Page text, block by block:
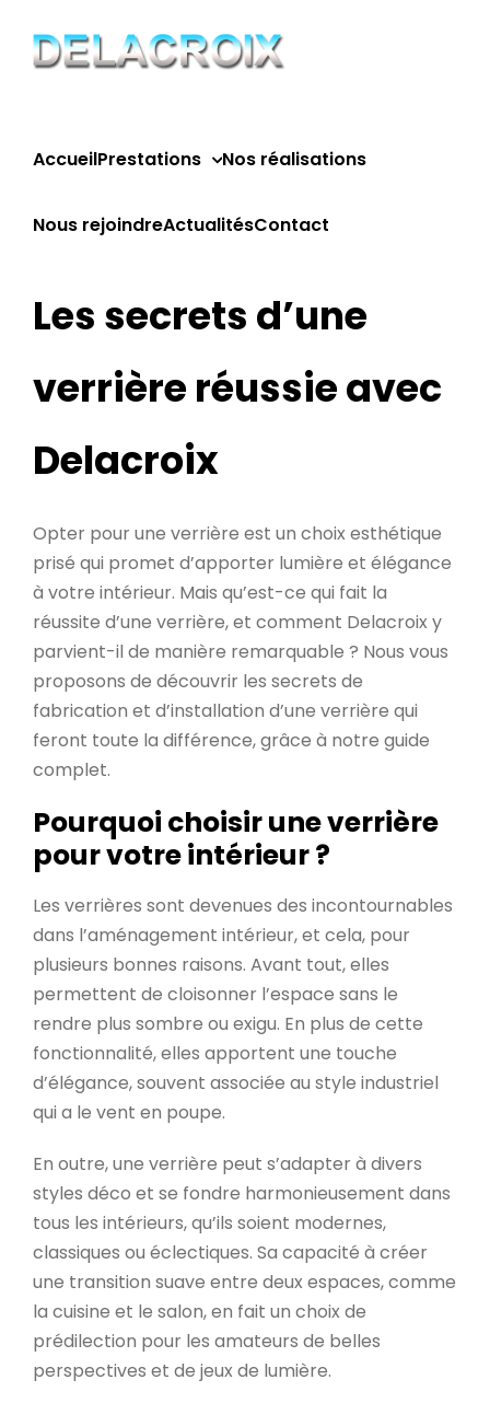
contenu
AccueilPrestations Nos réalisations
Nous rejoindreActualitésContact
Les secrets d’une
verrière réussie avec
Delacroix
Opter pour une verrière est un choix esthétique
prisé qui promet d’apporter lumière et élégance
à votre intérieur. Mais qu’est-ce qui fait la
réussite d’une verrière, et comment Delacroix y
parvient-il de manière remarquable ? Nous vous
proposons de découvrir les secrets de
fabrication et d’installation d’une verrière qui
feront toute la différence, grâce à notre guide
complet.
Pourquoi choisir une verrière
pour votre intérieur ?
Les verrières sont devenues des incontournables
dans l’aménagement intérieur, et cela, pour
plusieurs bonnes raisons. Avant tout, elles
permettent de cloisonner l’espace sans le
rendre plus sombre ou exigu. En plus de cette
fonctionnalité, elles apportent une touche
d’élégance, souvent associée au style industriel
qui a le vent en poupe.
En outre, une verrière peut s’adapter à divers
styles déco et se fondre harmonieusement dans
tous les intérieurs, qu’ils soient modernes,
classiques ou éclectiques. Sa capacité à créer
une transition suave entre deux espaces, comme
la cuisine et le salon, en fait un choix de
prédilection pour les amateurs de belles
perspectives et de jeux de lumière.